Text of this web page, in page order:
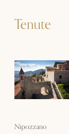
Tenute
Nipozzano